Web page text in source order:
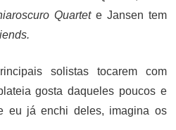
Quartete Jansen tem
solistas tocarem com
gosta daqueles poucos e
eu já enchi deles, imagina os